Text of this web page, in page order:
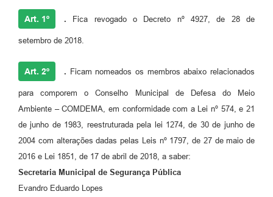
Art. 1º . Fica revogado o Decreto nº 4927, de 28 de
setembro de 2018.
Art. 2º . Ficam nomeados os membros abaixo relacionados
para comporem o Conselho Municipal de Defesa do Meio
Ambiente – COMDEMA, em conformidade com a Lei nº 574, e 21
de junho de 1983, reestruturada pela lei 1274, de 30 de junho de
2004 com alterações dadas pelas Leis nº 1797, de 27 de maio de
2016 e Lei 1851, de 17 de abril de 2018, a saber:
Secretaria Municipal de Segurança Pública
Evandro Eduardo Lopes